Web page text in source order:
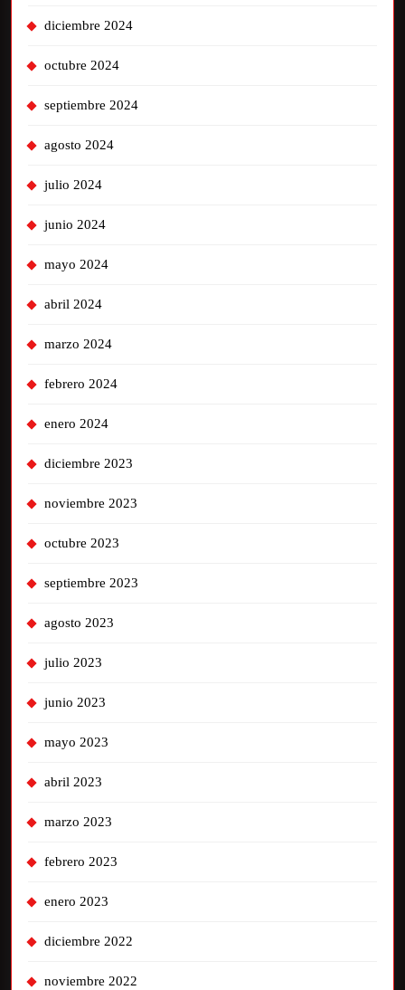
diciembre 2024
octubre 2024
septiembre 2024
agosto 2024
julio 2024
junio 2024
mayo 2024
abril 2024
marzo 2024
febrero 2024
enero 2024
diciembre 2023
noviembre 2023
octubre 2023
septiembre 2023
agosto 2023
julio 2023
junio 2023
mayo 2023
abril 2023
marzo 2023
febrero 2023
enero 2023
diciembre 2022
noviembre 2022